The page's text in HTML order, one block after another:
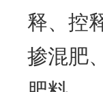
释、控
掺混肥